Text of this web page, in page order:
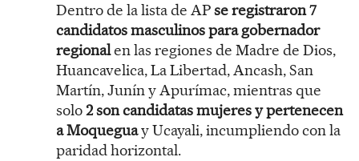
Dentro de la lista de APse registraron 7
candidatos masculinos para gobernador
regionalen las regiones de Madre de Dios,
Huancavelica, La Libertad, Ancash, San
Martín, Junín y Apurímac, mientras que
solo2 son candidatas mujeres y pertenecen
a Moqueguay Ucayali, incumpliendo con la
paridad horizontal.